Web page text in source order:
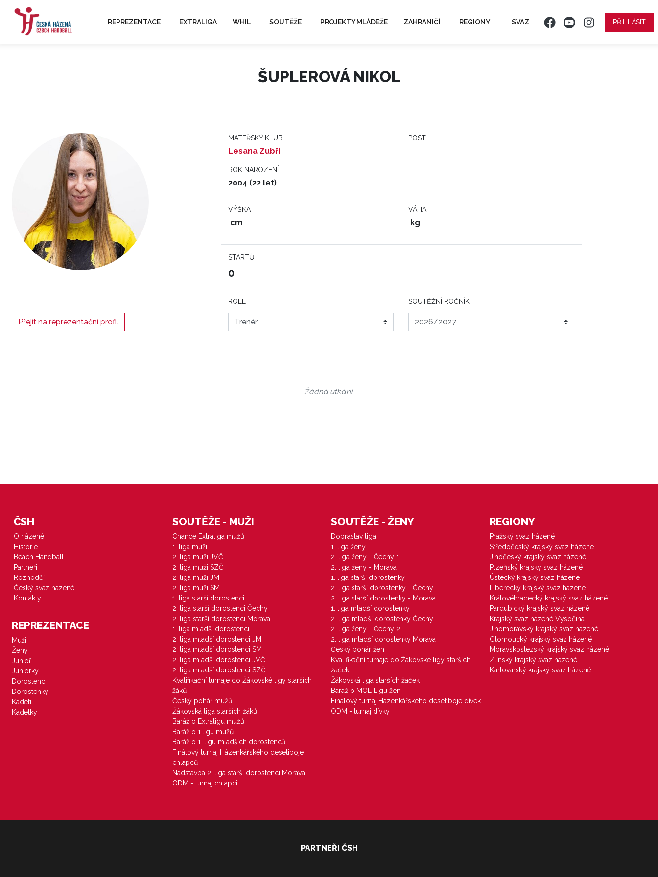
REPREZENTACE EXTRALIGA WHIL SOUTĚŽE PROJEKTY MLÁDEŽE ZAHRANIČÍ REGIONY SVAZ PŘIHLÁSIT
ŠUPLEROVÁ NIKOL
MATEŘSKÝ KLUB
Lesana Zubří
POST
ROK NAROZENÍ
2004 (22 let)
VÝŠKA
cm
VÁHA
kg
STARTŮ
0
Přejít na reprezentační profil
ROLE SOUTĚŽNÍ ROČNÍK
Žádná utkání.
ČSH
O házené
Historie
Beach Handball
Partneři
Rozhodčí
Český svaz házené
Kontakty
REPREZENTACE
Muži
Ženy
Junioři
Juniorky
Dorostenci
Dorostenky
Kadeti
Kadetky
SOUTĚŽE - MUŽI
Chance Extraliga mužů
1. liga muži
2. liga muži JVČ
2. liga muži SZČ
2. liga muži JM
2. liga muži SM
1. liga starší dorostenci
2. liga starší dorostenci Čechy
2. liga starší dorostenci Morava
1. liga mladší dorostenci
2. liga mladší dorostenci JM
2. liga mladší dorostenci SM
2. liga mladší dorostenci JVČ
2. liga mladší dorostenci SZČ
Kvalifikační turnaje do Žákovské ligy starších
žáků
Český pohár mužů
Žákovská liga starších žáků
Baráž o Extraligu mužů
Baráž o 1.ligu mužů
Baráž o 1. ligu mladších dorostenců
Finálový turnaj Házenkářského desetiboje
chlapců
Nadstavba 2. liga starší dorostenci Morava
ODM - turnaj chlapci
SOUTĚŽE - ŽENY
Doprastav liga
1. liga ženy
2. liga ženy - Čechy 1
2. liga ženy - Morava
1. liga starší dorostenky
2. liga starší dorostenky - Čechy
2. liga starší dorostenky - Morava
1. liga mladší dorostenky
2. liga mladší dorostenky Čechy
2. liga ženy - Čechy 2
2. liga mladší dorostenky Morava
Český pohár žen
Kvalifikační turnaje do Žákovské ligy starších
žaček
Žákovská liga starších žaček
Baráž o MOL Ligu žen
Finálový turnaj Házenkářského desetiboje dívek
ODM - turnaj dívky
REGIONY
Pražský svaz házené
Středočeský krajský svaz házené
Jihočeský krajský svaz házené
Plzeňský krajský svaz házené
Ústecký krajský svaz házené
Liberecký krajský svaz házené
Královéhradecký krajský svaz házené
Pardubický krajský svaz házené
Krajský svaz házené Vysočina
Jihomoravský krajský svaz házené
Olomoucký krajský svaz házené
Moravskoslezský krajský svaz házené
Zlínský krajský svaz házené
Karlovarský krajský svaz házené
PARTNEŘI ČSH